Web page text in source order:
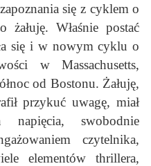
się z cyklem o
żałuję. Właśnie postać
się i w nowym cyklu o
w Massachusetts,
od Bostonu. Żałuję,
przykuć uwagę, miał
swobodnie
czytelnika,
elementów thrillera,